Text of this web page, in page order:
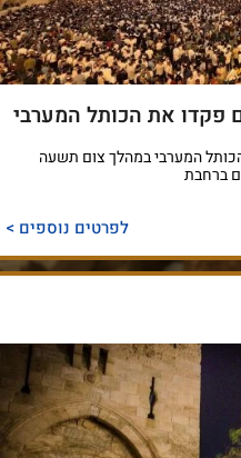
פקדו את הכותל המערבי
המערבי במהלך צום תשעה
ברחבת
לפרטים נוספים >